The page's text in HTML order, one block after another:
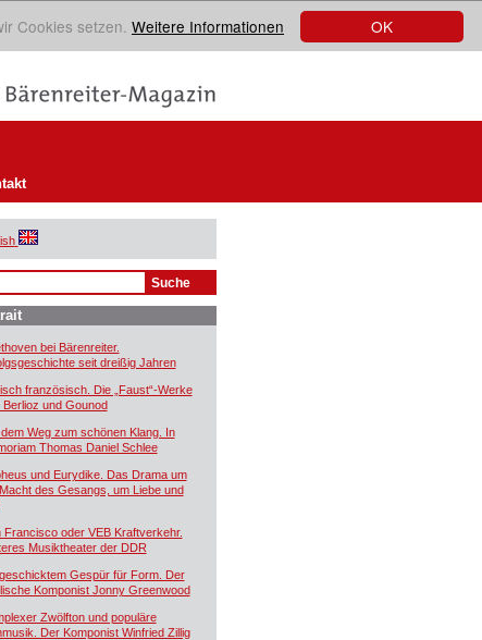
OK
Cookies setzen. Weitere Informationen
bei Bärenreiter.
seit dreißig Jahren
französisch. Die „Faust“-Werke
Berlioz und Gounod
Weg zum schönen Klang. In
Thomas Daniel Schlee
und Eurydike. Das Drama um
des Gesangs, um Liebe und
Francisco oder VEB Kraftverkehr.
Musiktheater der DDR
Gespür für Form. Der
Komponist Jonny Greenwood
Zwölfton und populäre
Der Komponist Winfried Zillig